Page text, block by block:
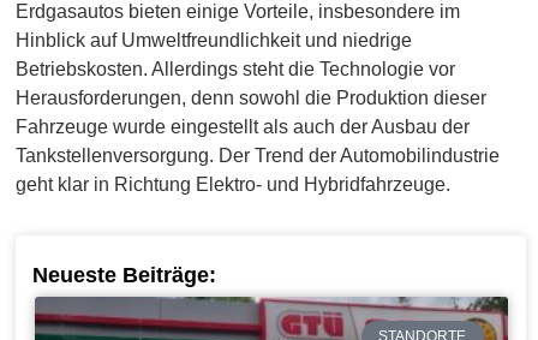
Erdgasautos bieten einige Vorteile, insbesondere im
Hinblick auf Umweltfreundlichkeit und niedrige
Betriebskosten. Allerdings steht die Technologie vor
Herausforderungen, denn sowohl die Produktion dieser
Fahrzeuge wurde eingestellt als auch der Ausbau der
Tankstellenversorgung. Der Trend der Automobilindustrie
geht klar in Richtung Elektro- und Hybridfahrzeuge.
Neueste Beiträge: